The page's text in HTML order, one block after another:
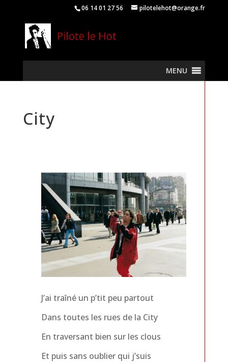
06 14 01 27 56 pilotelehot@orange.fr
MENU
City
J’ai traîné un p’tit peu partout
Dans toutes les rues de la City
En traversant bien sur les clous
Et puis sans oublier qui j’suis